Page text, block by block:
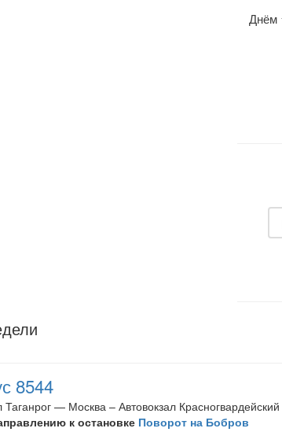
Днём
8544
Таганрог — Москва – Автовокзал Красногвардейский
к остановке Поворот на Бобров